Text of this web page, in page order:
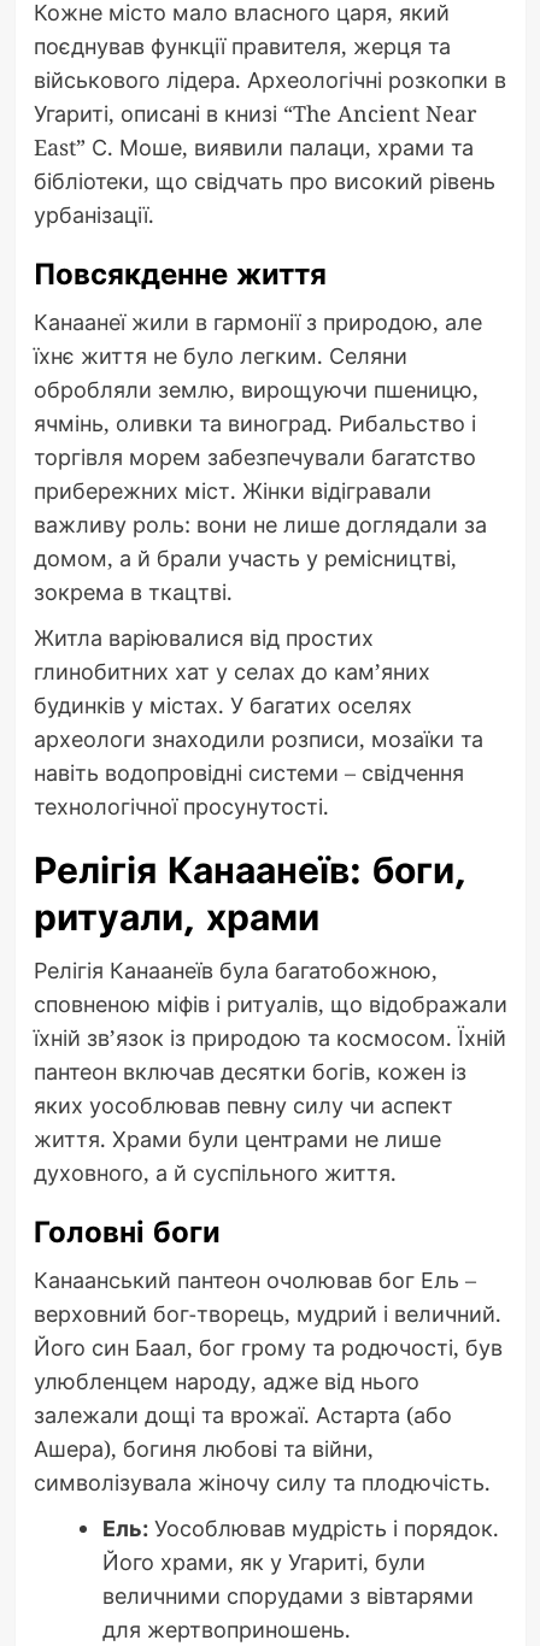
Кожне місто мало власного царя, який
поєднував функції правителя, жерця та
військового лідера. Археологічні розкопки в
Угариті, описані в книзі “The Ancient Near
East” С. Моше, виявили палаци, храми та
бібліотеки, що свідчать про високий рівень
урбанізації.
Повсякденне життя
Канаанеї жили в гармонії з природою, але
їхнє життя не було легким. Селяни
обробляли землю, вирощуючи пшеницю,
ячмінь, оливки та виноград. Рибальство і
торгівля морем забезпечували багатство
прибережних міст. Жінки відігравали
важливу роль: вони не лише доглядали за
домом, а й брали участь у ремісництві,
зокрема в ткацтві.
Житла варіювалися від простих
глинобитних хат у селах до кам’яних
будинків у містах. У багатих оселях
археологи знаходили розписи, мозаїки та
навіть водопровідні системи – свідчення
технологічної просунутості.
Релігія Канаанеїв: боги,
ритуали, храми
Релігія Канаанеїв була багатобожною,
сповненою міфів і ритуалів, що відображали
їхній зв’язок із природою та космосом. Їхній
пантеон включав десятки богів, кожен із
яких уособлював певну силу чи аспект
життя. Храми були центрами не лише
духовного, а й суспільного життя.
Головні боги
Канаанський пантеон очолював бог Ель –
верховний бог-творець, мудрий і величний.
Його син Баал, бог грому та родючості, був
улюбленцем народу, адже від нього
залежали дощі та врожаї. Астарта (або
Ашера), богиня любові та війни,
символізувала жіночу силу та плодючість.
Ель:Уособлював мудрість і порядок.
Його храми, як у Угариті, були
величними спорудами з вівтарями
для жертвоприношень.